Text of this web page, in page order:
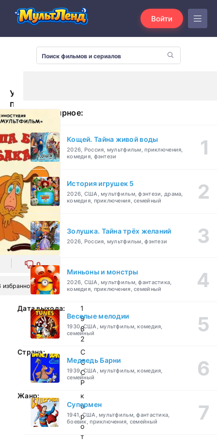
Войти
У
попа
была
собака
(1982)
0
избранное
Дата выхода:
1
9
8
2
Страна:
С
С
С
Р
Жанр:
к
о
р
о
т
Популярное:
Кощей. Тайна живой воды
2026, Россия, мультфильм, приключения,
комедия, фэнтези
История игрушек 5
2026, США, мультфильм, фэнтези, драма,
комедия, приключения, семейный
Золушка. Тайна трёх желаний
2026, Россия, мультфильм, фэнтези
Миньоны и монстры
2026, США, мультфильм, фантастика,
комедия, приключения, семейный
Веселые мелодии
1930, США, мультфильм, комедия,
семейный
Медведь Барни
1939, США, мультфильм, комедия,
семейный
Супермен
1941, США, мультфильм, фантастика,
боевик, приключения, семейный